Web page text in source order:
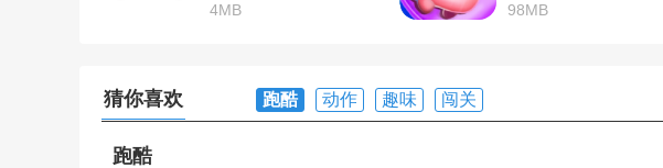
4MB
98MB
猜你喜欢 跑酷 动作 趣味 闯关
跑酷